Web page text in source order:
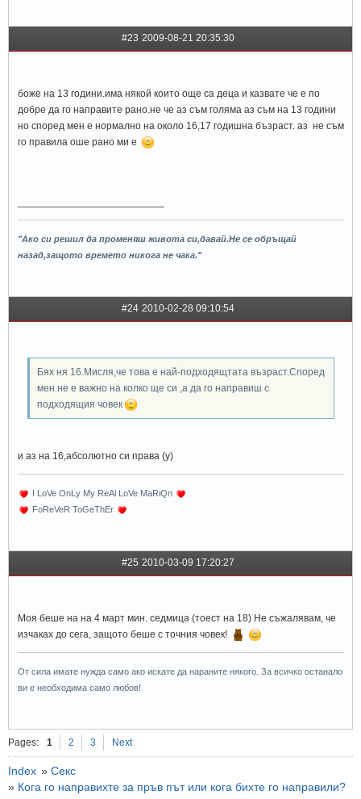
#23 2009-08-21 20:35:30
боже на 13 години.има някой които още са деца и казвате че е по
добре да го направите рано.не че аз съм голяма аз съм на 13 години
но според мен е нормално на около 16,17 годишна бъзраст. аз не съм
го правила оше рано ми е
"Ако си решил да променяш живота си,давай.Не се обръщай
назад,защото времето никога не чака."
#24 2010-02-28 09:10:54
Бях ня 16.Мисля,че това е най-подходящтата възраст.Според
мен не е важно на колко ще си ,а да го направиш с
подходящия човек
и аз на 16,абсолютно си права (y)
I LoVe OnLy My ReAl LoVe MaRiQn
FoReVeR ToGeThEr
#25 2010-03-09 17:20:27
Моя беше на на 4 март мин. седмица (тоест на 18) Не съжалявам, че
изчаках до сега, защото беше с точния човек!
От сила имате нужда само ако искате да нараните някого. За всичко останало
ви е необходима само любов!
Pages: 1 2 3 Next
Index » Секс
» Кога го направихте за пръв път или кога бихте го направили?